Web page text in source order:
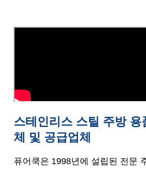
스테인리스 스틸 주방 용
체 및 공급업체
퓨어쿡은 1998년에 설립된 전문